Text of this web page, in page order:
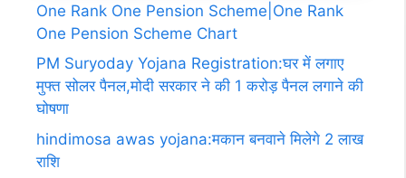
One Rank One Pension Scheme|One Rank
One Pension Scheme Chart
PM Suryoday Yojana Registration:घर में लगाए
मुफ्त सोलर पैनल,मोदी सरकार ने की 1 करोड़ पैनल लगाने की
घोषणा
hindimosa awas yojana:मकान बनवाने मिलेगे 2 लाख
राशि